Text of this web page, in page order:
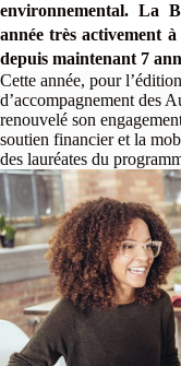
environnemental. La
année très activement
depuis maintenant 7
Cette année, pour
d’accompagnement des
renouvelé son
soutien financier et la
des lauréates du